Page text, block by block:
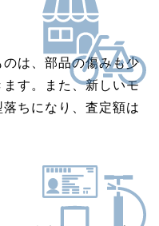
は、部品の傷みも少
す。また、新しいモ
ちになり、査定額は